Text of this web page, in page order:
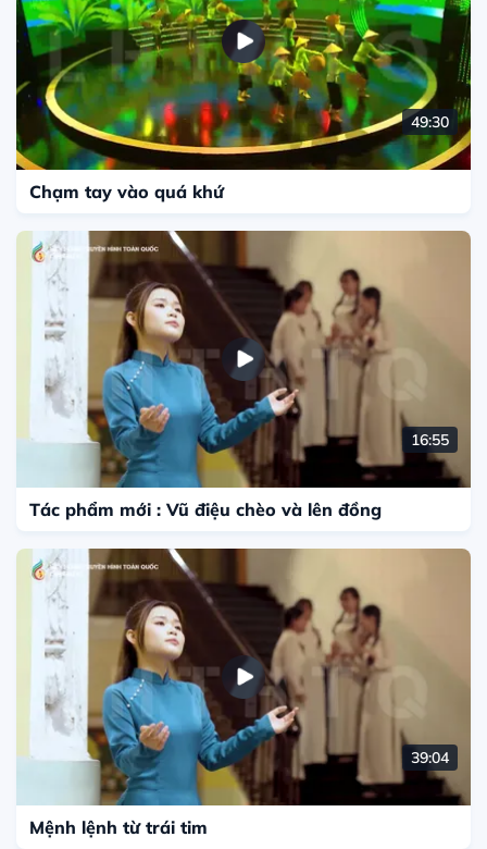
Chạm tay vào quá khứ
49:30
Tác phẩm mới : Vũ điệu chèo và lên đồng
16:55
Mệnh lệnh từ trái tim
39:04